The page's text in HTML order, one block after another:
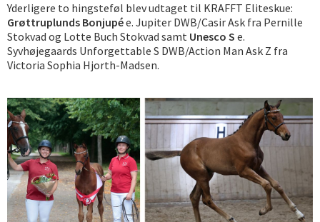
Yderligere to hingsteføl blev udtaget til KRAFFT Eliteskue:
Grøttruplunds Bonjupée. Jupiter DWB/Casir Ask fra Pernille
Stokvad og Lotte Buch Stokvad samt Unesco S e.
Syvhøjegaards Unforgettable S DWB/Action Man Ask Z fra
Victoria Sophia Hjorth-Madsen.